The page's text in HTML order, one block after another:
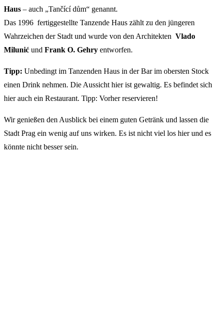
Haus – auch „Tančící dům“ genannt.
Das 1996 fertiggestellte Tanzende Haus zählt zu den jüngeren
Wahrzeichen der Stadt und wurde von den Architekten Vlado
Milunić und Frank O. Gehry entworfen.
Tipp: Unbedingt im Tanzenden Haus in der Bar im obersten Stock
einen Drink nehmen. Die Aussicht hier ist gewaltig. Es befindet sich
hier auch ein Restaurant. Tipp: Vorher reservieren!
Wir genießen den Ausblick bei einem guten Getränk und lassen die
Stadt Prag ein wenig auf uns wirken. Es ist nicht viel los hier und es
könnte nicht besser sein.